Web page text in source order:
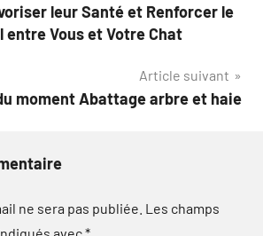
leur Santé et Renforcer le
entre Vous et Votre Chat
Article suivant
moment Abattage arbre et haie
ne sera pas publiée. Les champs
avec*